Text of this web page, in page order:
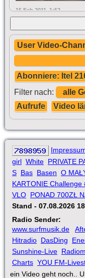
15 Feb 2011, 1:52
Abonniere: Itel
Filter nach:
Aufrufe
Video
girl White PRIVATE
S Bas Basen O
KARTONIE Challenge
VLO PONAD 700ZŁ
Stand - 07.08.2026
Radio Sender:
www.surfmusik.de
Hitradio DasDing
Sunshine-Live
Charts YOU FM-
ein Video geht noch..